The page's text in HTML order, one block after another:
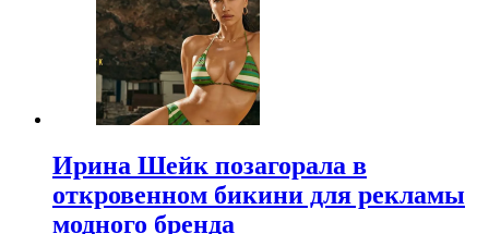
Ирина Шейк позагорала в
откровенном бикини для рекламы
модного бренда